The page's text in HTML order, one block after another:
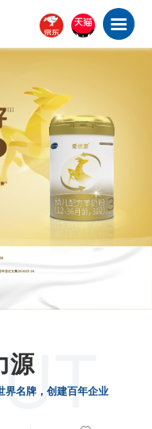
源
界名牌，创建百年企业